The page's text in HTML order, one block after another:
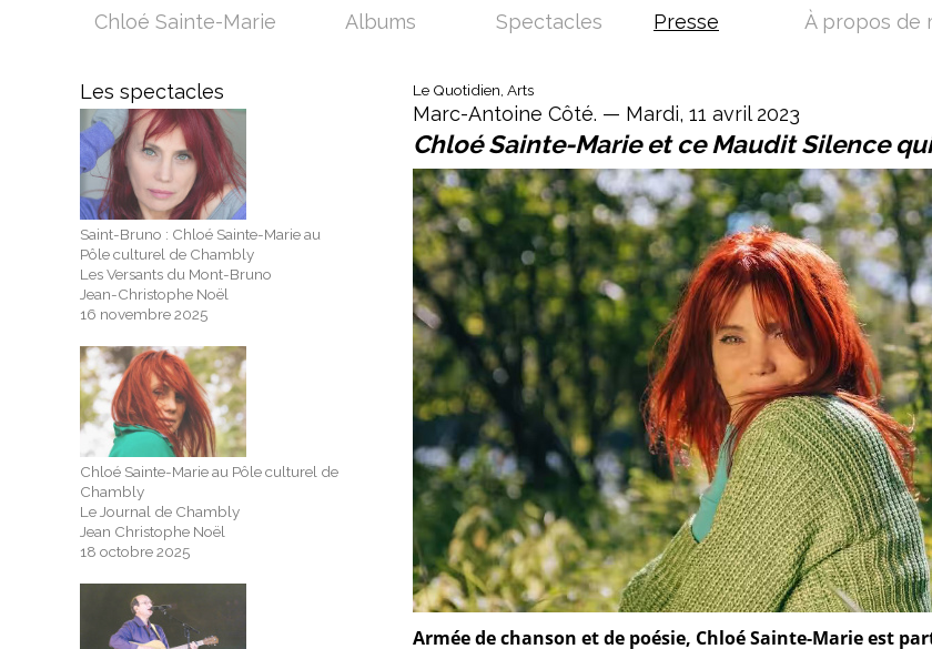
Les spectacles
Saint-Bruno : Chloé Sainte-Marie au
Pôle culturel de Chambly
Les Versants du Mont-Bruno
Jean-Christophe Noël
16 novembre 2025
Chloé Sainte-Marie au Pôle culturel de
Chambly
Le Journal de Chambly
Jean Christophe Noël
18 octobre 2025
Le Quotidien, Arts
Marc-Antoine Côté. — Mardi, 11 avril 2023
Chloé Sainte-Marie et ce Maudit Silence
Armée de chanson et de poésie, Chloé Sainte-Marie est
Chloé Sainte-Marie Albums Spectacles Presse À propos de